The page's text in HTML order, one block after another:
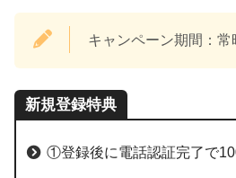
キャンペーン期間：常
新規登録特典
①登録後に電話認証完了で